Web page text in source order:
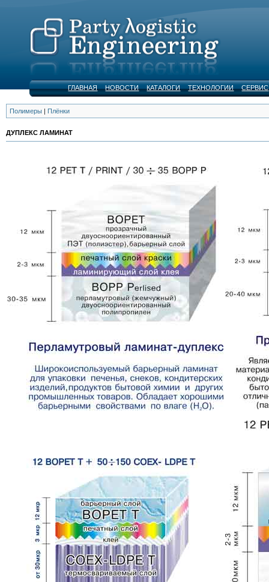
ГЛАВНАЯ НОВОСТИ КАТАЛОГИ ТЕХНОЛОГИИ СЕРВИС
Полимеры| Плёнки
ДУПЛЕКС ЛАМИНАТ